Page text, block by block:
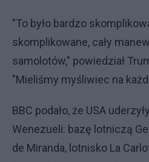
"To było bardzo
skomplikowane, cały
samolotów," powiedział
"Mieliśmy myśliwiec na
BBC podało, że USA
Wenezueli: bazę lotniczą
de Miranda, lotnisko La